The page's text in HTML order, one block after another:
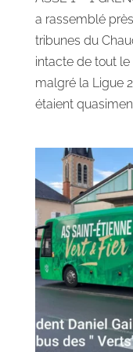
a rassemblé
tribunes du
intacte de tout
malgré la Ligue
étaient